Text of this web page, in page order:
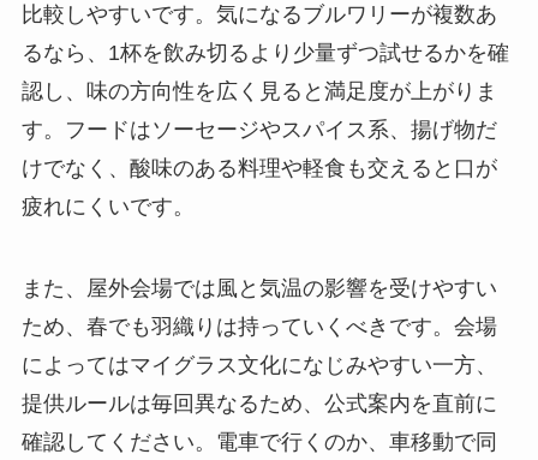
比較しやすいです。気になるブルワリーが複数あ
るなら、1杯を飲み切るより少量ずつ試せるかを確
認し、味の方向性を広く見ると満足度が上がりま
す。フードはソーセージやスパイス系、揚げ物だ
けでなく、酸味のある料理や軽食も交えると口が
疲れにくいです。
また、屋外会場では風と気温の影響を受けやすい
ため、春でも羽織りは持っていくべきです。会場
によってはマイグラス文化になじみやすい一方、
提供ルールは毎回異なるため、公式案内を直前に
確認してください。電車で行くのか、車移動で同